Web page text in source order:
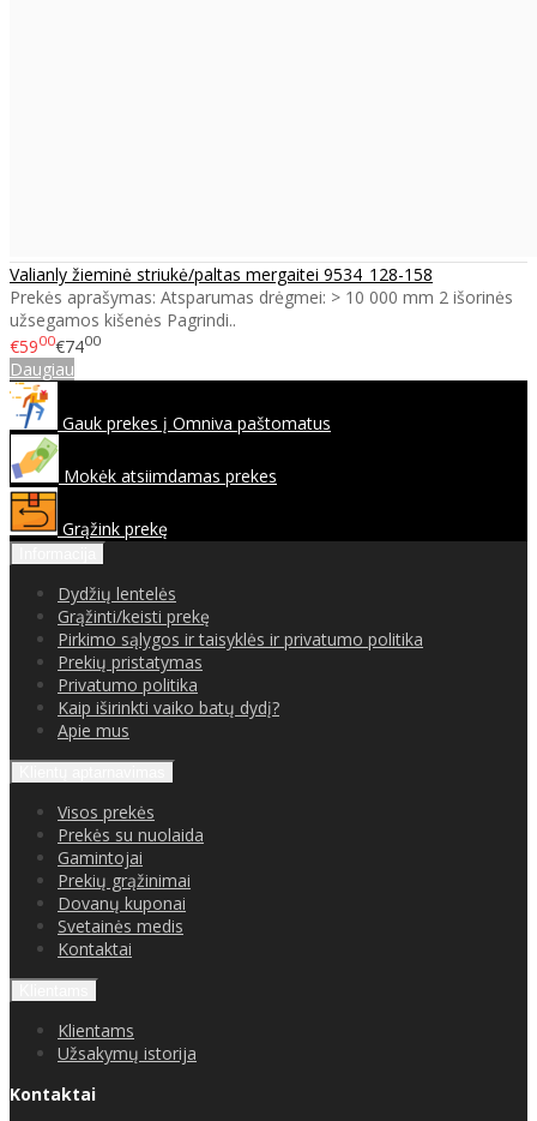
Valianly žieminė striukė/paltas mergaitei 9534_128-158
Prekės aprašymas: Atsparumas drėgmei: > 10 000 mm 2 išorinės
užsegamos kišenės Pagrindi..
€5900€7400
Daugiau
Gauk prekes į Omniva paštomatus
Mokėk atsiimdamas prekes
Grąžink prekę
Dydžių lentelės
Grąžinti/keisti prekę
Pirkimo sąlygos ir taisyklės ir privatumo politika
Prekių pristatymas
Privatumo politika
Kaip iširinkti vaiko batų dydį?
Apie mus
Visos prekės
Prekės su nuolaida
Gamintojai
Prekių grąžinimai
Dovanų kuponai
Svetainės medis
Kontaktai
Klientams
Užsakymų istorija
Kontaktai